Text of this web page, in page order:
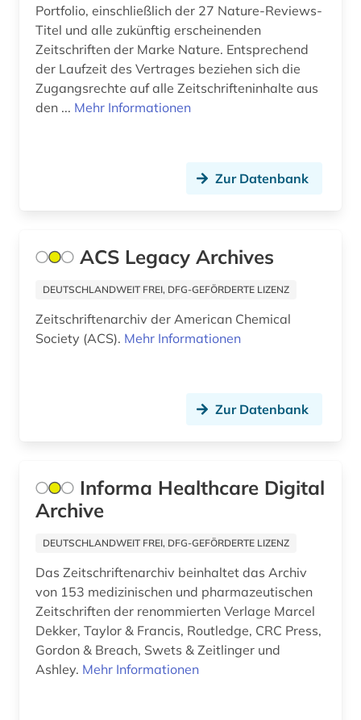
gebrauchsmusterrecht (3)
gefahrstoff (1)
gefahrstoffe (1)
geisteswissenschaften (5)
gen (1)
geowissenschaften (2)
geschichte der naturwissenschaften (1)
gesundheit (2)
gesundheitsschädlicher stoff (3)
gesundheitsversorgung (1)
gesundheitswesen (4)
gewerbliche schutzrechte (4)
Portfolio, einschließlich der 27 Nature-Reviews-
Titel und alle zukünftig erscheinenden
Zeitschriften der Marke Nature. Entsprechend
der Laufzeit des Vertrages beziehen sich die
Zugangsrechte auf alle Zeitschrifteninhalte aus
den ... Mehr Informationen
Zur Datenbank
ACS Legacy Archives
DEUTSCHLANDWEIT FREI, DFG-GEFÖRDERTE LIZENZ
Zeitschriftenarchiv der American Chemical
Society (ACS). Mehr Informationen
Zur Datenbank
Informa Healthcare Digital
Archive
DEUTSCHLANDWEIT FREI, DFG-GEFÖRDERTE LIZENZ
Das Zeitschriftenarchiv beinhaltet das Archiv
von 153 medizinischen und pharmazeutischen
Zeitschriften der renommierten Verlage Marcel
Dekker, Taylor & Francis, Routledge, CRC Press,
Gordon & Breach, Swets & Zeitlinger und
Ashley. Mehr Informationen